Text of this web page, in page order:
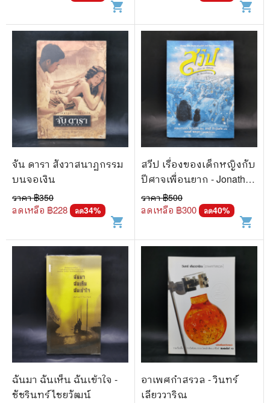
shopping_cart shopping_cart
จัน ดารา สังวาสนาฏกรรม
บนจอเงิน
ราคา ฿350
ลดเหลือ ฿228 ลด34%
shopping_cart
สวีป เรื่องของเด็กหญิงกับ
ปีศาจเพื่อนยาก - Jonathan
Auxier
ราคา ฿500
ลดเหลือ ฿300 ลด40%
shopping_cart
ฉันมา ฉันเห็น ฉันเข้าใจ -
ชัชรินทร์ ไชยวัฒน์
อาเพศกำสรวล - วินทร์
เลียววาริณ